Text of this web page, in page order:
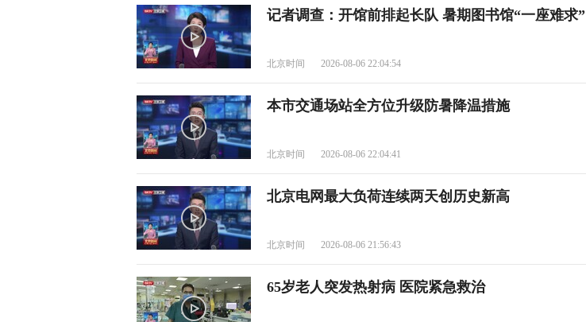
记者调查：开馆前排起长队 暑期图书馆“一座难求”
北京时间 2026-08-06 22:04:54
本市交通场站全方位升级防暑降温措施
北京时间 2026-08-06 22:04:41
北京电网最大负荷连续两天创历史新高
北京时间 2026-08-06 21:56:43
65岁老人突发热射病 医院紧急救治